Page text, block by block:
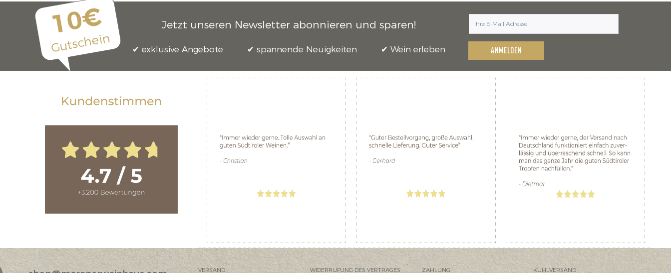
10€
Gutschein
Jetzt unseren Newsletter abonnieren und sparen!
exklusive Angebote spannende Neuigkeiten Wein erleben ANMELDEN
VERSAND WIDERRUFUNG DES VERTRAGES ZAHLUNG KÜHLVERSAND